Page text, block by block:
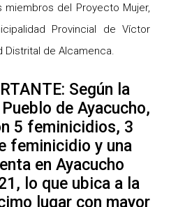
del Proyecto Mujer,
Provincial de Víctor
Distrital de Alcamenca.
Según la
de Ayacucho,
5 feminicidios, 3
feminicidio y una
en Ayacucho
lo que ubica a la
lugar con mayor